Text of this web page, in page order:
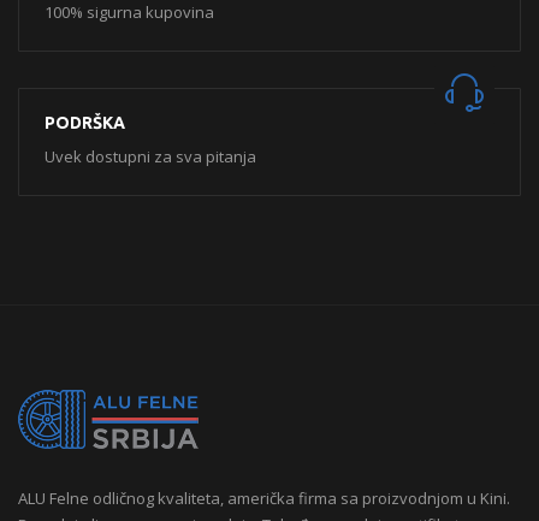
100% sigurna kupovina
PODRŠKA
Uvek dostupni za sva pitanja
ALU Felne odličnog kvaliteta, američka firma sa proizvodnjom u Kini.